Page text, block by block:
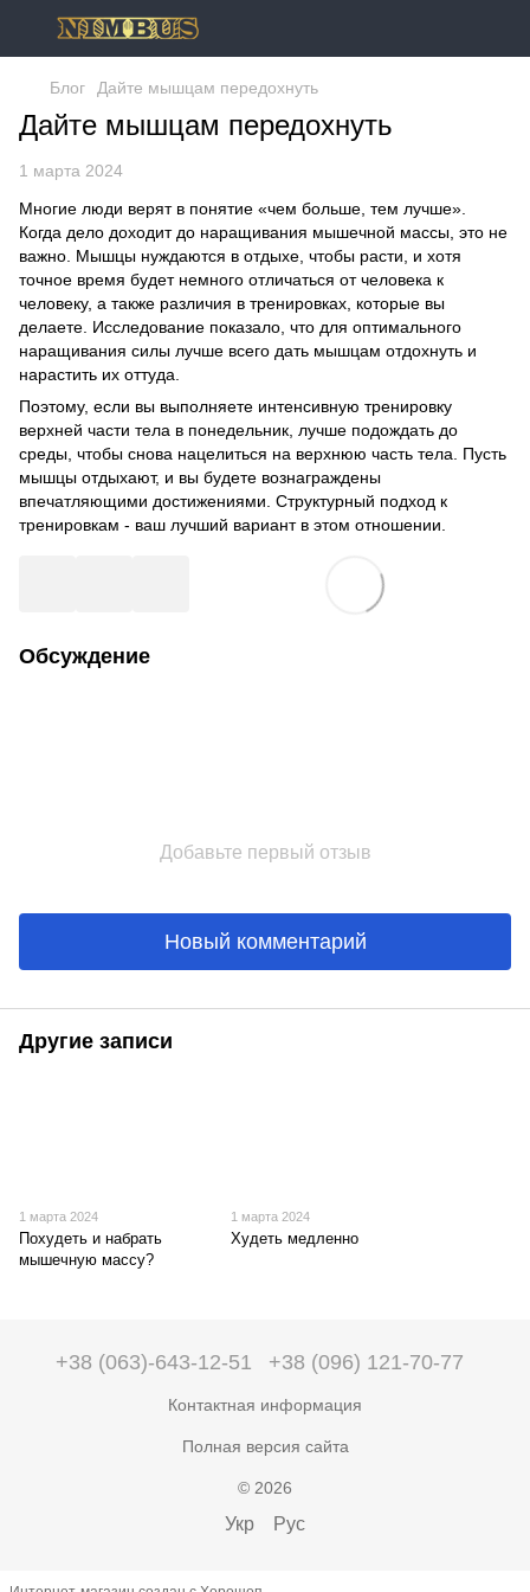
Блог Дайте мышцам передохнуть
Дайте мышцам передохнуть
1 марта 2024
Многие люди верят в понятие «чем больше, тем лучше».
Когда дело доходит до наращивания мышечной массы, это не
важно. Мышцы нуждаются в отдыхе, чтобы расти, и хотя
точное время будет немного отличаться от человека к
человеку, а также различия в тренировках, которые вы
делаете. Исследование показало, что для оптимального
наращивания силы лучше всего дать мышцам отдохнуть и
нарастить их оттуда.
Поэтому, если вы выполняете интенсивную тренировку
верхней части тела в понедельник, лучше подождать до
среды, чтобы снова нацелиться на верхнюю часть тела. Пусть
мышцы отдыхают, и вы будете вознаграждены
впечатляющими достижениями. Структурный подход к
тренировкам - ваш лучший вариант в этом отношении.
Обсуждение
Добавьте первый отзыв
Новый комментарий
Другие записи
1 марта 2024
Похудеть и набрать
мышечную массу?
1 марта 2024
Худеть медленно
+38 (063)-643-12-51 +38 (096) 121-70-77
Контактная информация
Полная версия сайта
© 2026
Укр Рус